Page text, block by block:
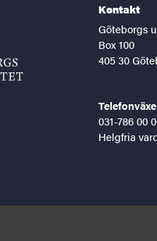
Kontakt
Göteborgs
Box 100
405 30
031-786 00
Helgfria